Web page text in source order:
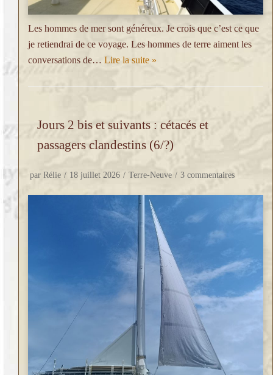
Les hommes de mer sont généreux. Je crois que c’est ce que
je retiendrai de ce voyage. Les hommes de terre aiment les
conversations de… Lire la suite »
Jours 2 bis et suivants : cétacés et
passagers clandestins (6/?)
par Rélie 18 juillet 2026 Terre-Neuve 3 commentaires